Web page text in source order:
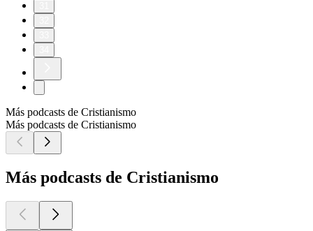
Más podcasts de Cristianismo
Más podcasts de Cristianismo
Más podcasts de Cristianismo